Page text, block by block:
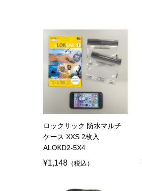
ロックサック 防水マルチ
ケース XXS 2枚入
ALOKD2-5X4
¥1,148 （税込）